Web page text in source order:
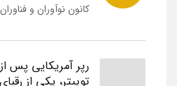
کانون نوآوران و فناوران
رپر آمریکایی پس
توییتر، یکی از